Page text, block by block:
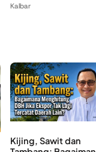
Kalbar
Kijing, Sawit dan